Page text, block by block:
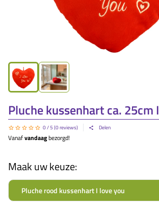
Pluche kussenhart ca. 25cm
0/ 5 (0reviews) Delen
Vanafvandaagbezorgd!
Maak uw keuze:
Pluche rood kussenhart I love you